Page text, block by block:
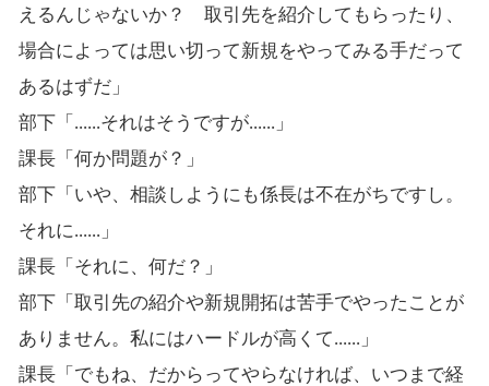
えるんじゃないか？ 取引先を紹介してもらったり、
場合によっては思い切って新規をやってみる手だって
あるはずだ」
部下「......それはそうですが......」
課長「何か問題が？」
部下「いや、相談しようにも係長は不在がちですし。
それに......」
課長「それに、何だ？」
部下「取引先の紹介や新規開拓は苦手でやったことが
ありません。私にはハードルが高くて......」
課長「でもね、だからってやらなければ、いつまで経